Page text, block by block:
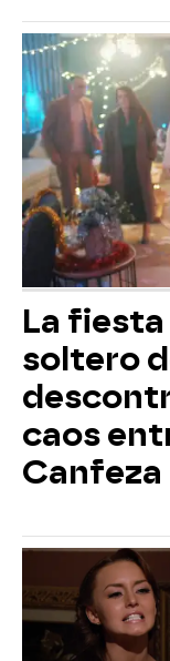
La
soltero
caos
Canfeza